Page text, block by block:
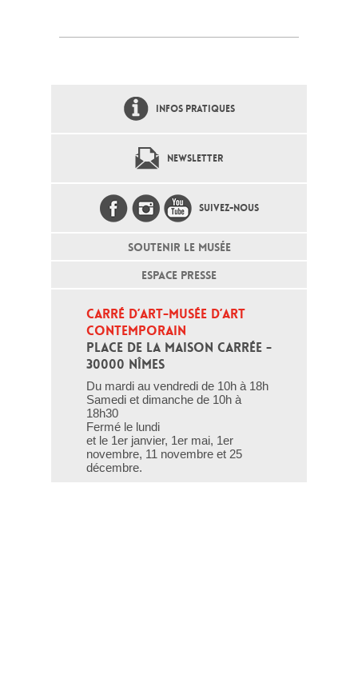
INFOS PRATIQUES
NEWSLETTER
SUIVEZ-NOUS
SOUTENIR LE MUSÉE
ESPACE PRESSE
CARRÉ D’ART-MUSÉE D’ART
CONTEMPORAIN
PLACE DE LA MAISON CARRÉE -
30000 NÎMES
Du mardi au vendredi de 10h à 18h
Samedi et dimanche de 10h à
18h30
Fermé le lundi
et le 1er janvier, 1er mai, 1er
novembre, 11 novembre et 25
décembre.